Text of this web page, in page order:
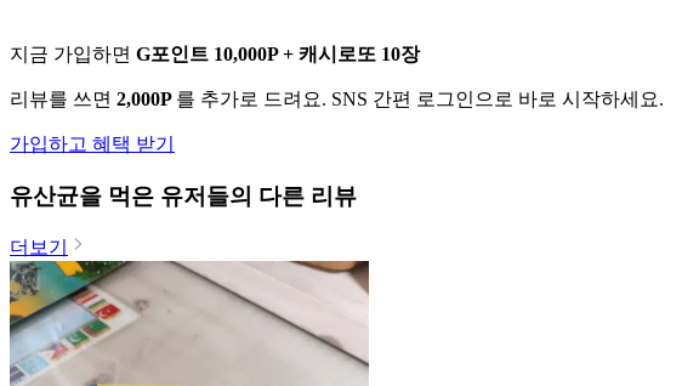
지금 가입하면 G포인트 10,000P + 캐시로또 10장
리뷰를 쓰면 2,000P 를 추가로 드려요. SNS 간편 로그인으로 바로 시작하세요.
가입하고 혜택 받기
유산균을 먹은 유저들의 다른 리뷰
더보기